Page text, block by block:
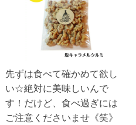
先ずは食べて確かめて欲し
い☆絶対に美味しいんで
す！だけど、食べ過ぎには
ご注意くださいませ《笑》